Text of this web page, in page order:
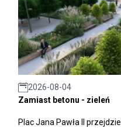
2026-08-04
Zamiast betonu - zieleń
Plac Jana Pawła II